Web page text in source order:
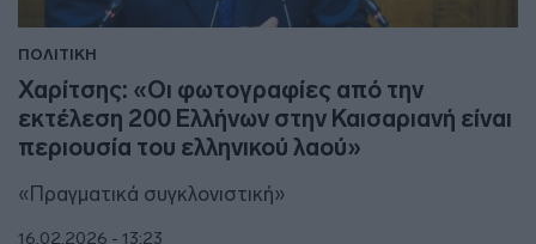
ΠΟΛΙΤΙΚΗ
Χαρίτσης: «Οι φωτογραφίες από την
εκτέλεση 200 Ελλήνων στην Καισαριανή είναι
περιουσία του ελληνικού λαού»
«Πραγματικά συγκλονιστική»
16.02.2026 - 13:23